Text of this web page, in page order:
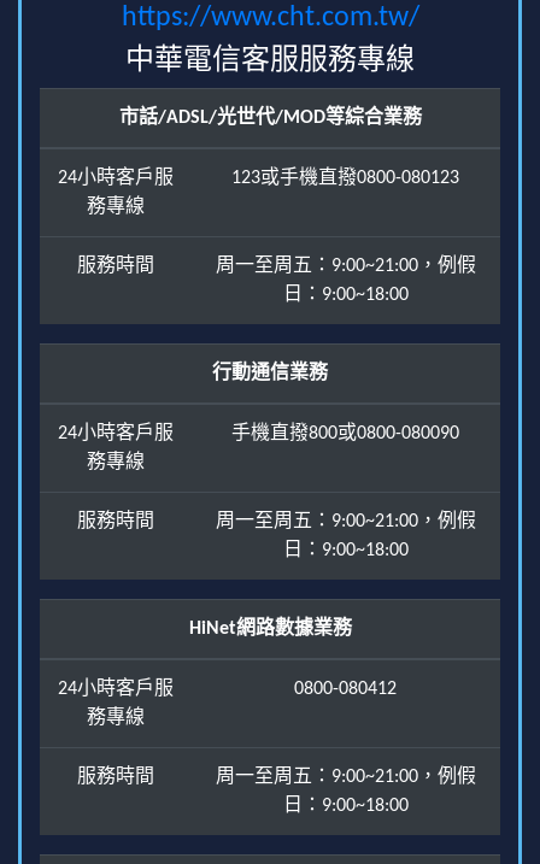
https://www.cht.com.tw/
中華電信客服服務專線
市話/ADSL/光世代/MOD等綜合業務
24小時客戶服
務專線
123或手機直撥0800-080123
服務時間
周一至周五：9:00~21:00，例假
日：9:00~18:00
行動通信業務
24小時客戶服
務專線
手機直撥800或0800-080090
服務時間
周一至周五：9:00~21:00，例假
日：9:00~18:00
HiNet網路數據業務
24小時客戶服
務專線
0800-080412
服務時間
周一至周五：9:00~21:00，例假
日：9:00~18:00